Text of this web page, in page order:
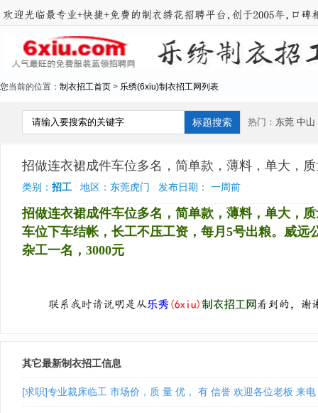
您当前的位置： 制衣招工首页 > 乐绣(6xiu)制衣招工网列表
热门： 东莞 中山
招做连衣裙成件车位多名，简单款，薄料，单大，
类别： 招工 地区：东莞虎门 发布日期： 一周前
招做连衣裙成件车位多名，简单款，薄料，单大，
车位下车结帐，长工不压工资，每月5号出粮。威远
杂工一名，3000元
其它最新制衣招工信息
[求职]专业裁床临工 市场价，质 量 优， 有 信誉 欢迎各位老板 来电